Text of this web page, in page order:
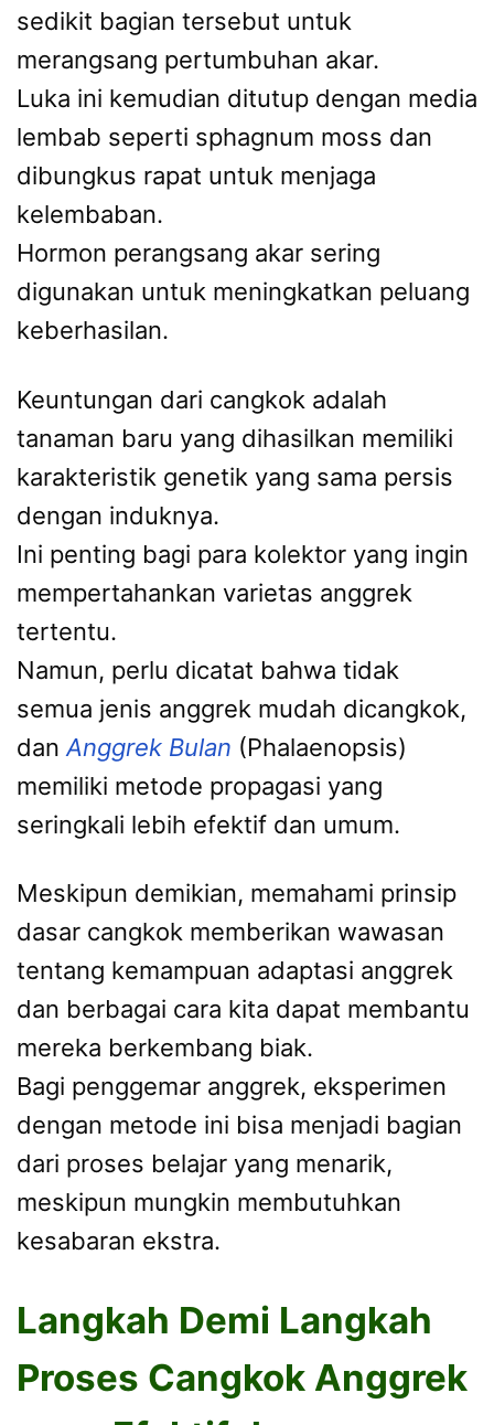
sedikit bagian tersebut untuk
merangsang pertumbuhan akar.
Luka ini kemudian ditutup dengan media
lembab seperti sphagnum moss dan
dibungkus rapat untuk menjaga
kelembaban.
Hormon perangsang akar sering
digunakan untuk meningkatkan peluang
keberhasilan.
Keuntungan dari cangkok adalah
tanaman baru yang dihasilkan memiliki
karakteristik genetik yang sama persis
dengan induknya.
Ini penting bagi para kolektor yang ingin
mempertahankan varietas anggrek
tertentu.
Namun, perlu dicatat bahwa tidak
semua jenis anggrek mudah dicangkok,
dan Anggrek Bulan (Phalaenopsis)
memiliki metode propagasi yang
seringkali lebih efektif dan umum.
Meskipun demikian, memahami prinsip
dasar cangkok memberikan wawasan
tentang kemampuan adaptasi anggrek
dan berbagai cara kita dapat membantu
mereka berkembang biak.
Bagi penggemar anggrek, eksperimen
dengan metode ini bisa menjadi bagian
dari proses belajar yang menarik,
meskipun mungkin membutuhkan
kesabaran ekstra.
Langkah Demi Langkah
Proses Cangkok Anggrek